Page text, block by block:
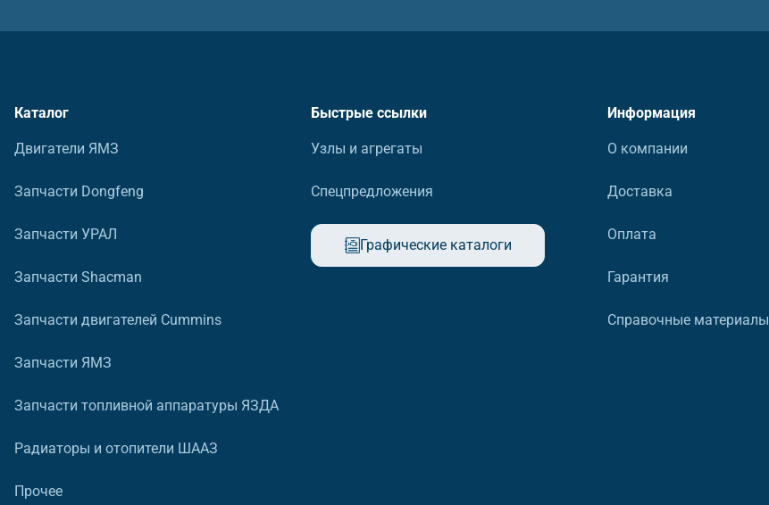
Каталог
Двигатели ЯМЗ
Запчасти Dongfeng
Запчасти УРАЛ
Запчасти Shacman
Запчасти двигателей Cummins
Запчасти ЯМЗ
Запчасти топливной аппаратуры ЯЗДА
Радиаторы и отопители ШААЗ
Прочее
Быстрые ссылки
Узлы и агрегаты
Спецпредложения
Графические каталоги
Информация
О компании
Доставка
Оплата
Гарантия
Справочные материалы